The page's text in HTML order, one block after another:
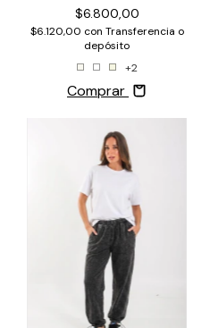
$6.800,00
$6.120,00 con Transferencia o
depósito
+2
Comprar